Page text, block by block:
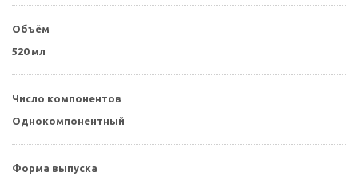
Объём
520 мл
Число компонентов
Однокомпонентный
Форма выпуска